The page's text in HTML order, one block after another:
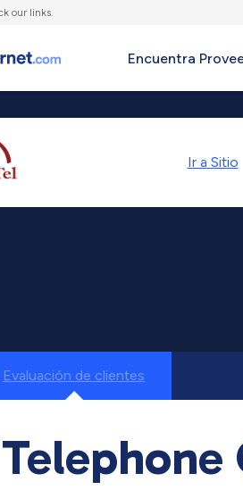
our links.
Encuentra
Ir a Sitio
Evaluación de clientes